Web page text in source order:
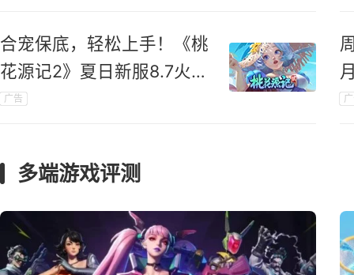
合宠保底，轻松上手！《桃
花源记2》夏日新服8.7火爆
开启
广告
多端游戏评测